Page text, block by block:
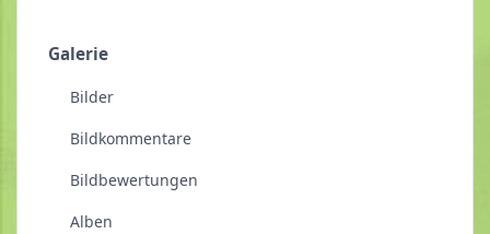
Galerie
Bilder
Bildkommentare
Bildbewertungen
Alben